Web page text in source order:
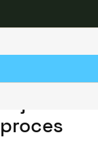
Caribbean -
SALTO MĚNÍ KLÍČI OD POKOJŮ V APLIKACI APPLE WALLET PROCES UBYTOVÁNÍ
v